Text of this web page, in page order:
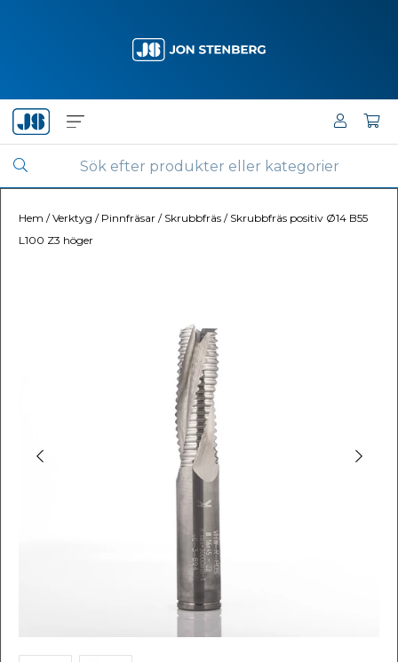
Hem /Verktyg / Pinnfräsar / Skrubbfräs / Skrubbfräs positiv Ø14 B55
L100 Z3 höger